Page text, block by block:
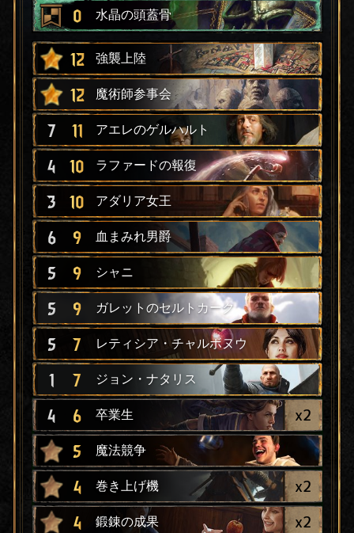
0 水晶の頭蓋骨
12 強襲上陸
12 魔術師参事会
7 11 アエレのゲルハルト
4 10 ラファードの報復
3 10 アダリア女王
6 9 血まみれ男爵
5 9 シャニ
5 9 ガレットのセルトカーク
5 7 レティシア・チャルボヌウ
1 7 ジョン・ナタリス
4 6 卒業生 x2
5 魔法競争
4 巻き上げ機 x2
4 鍛錬の成果 x2